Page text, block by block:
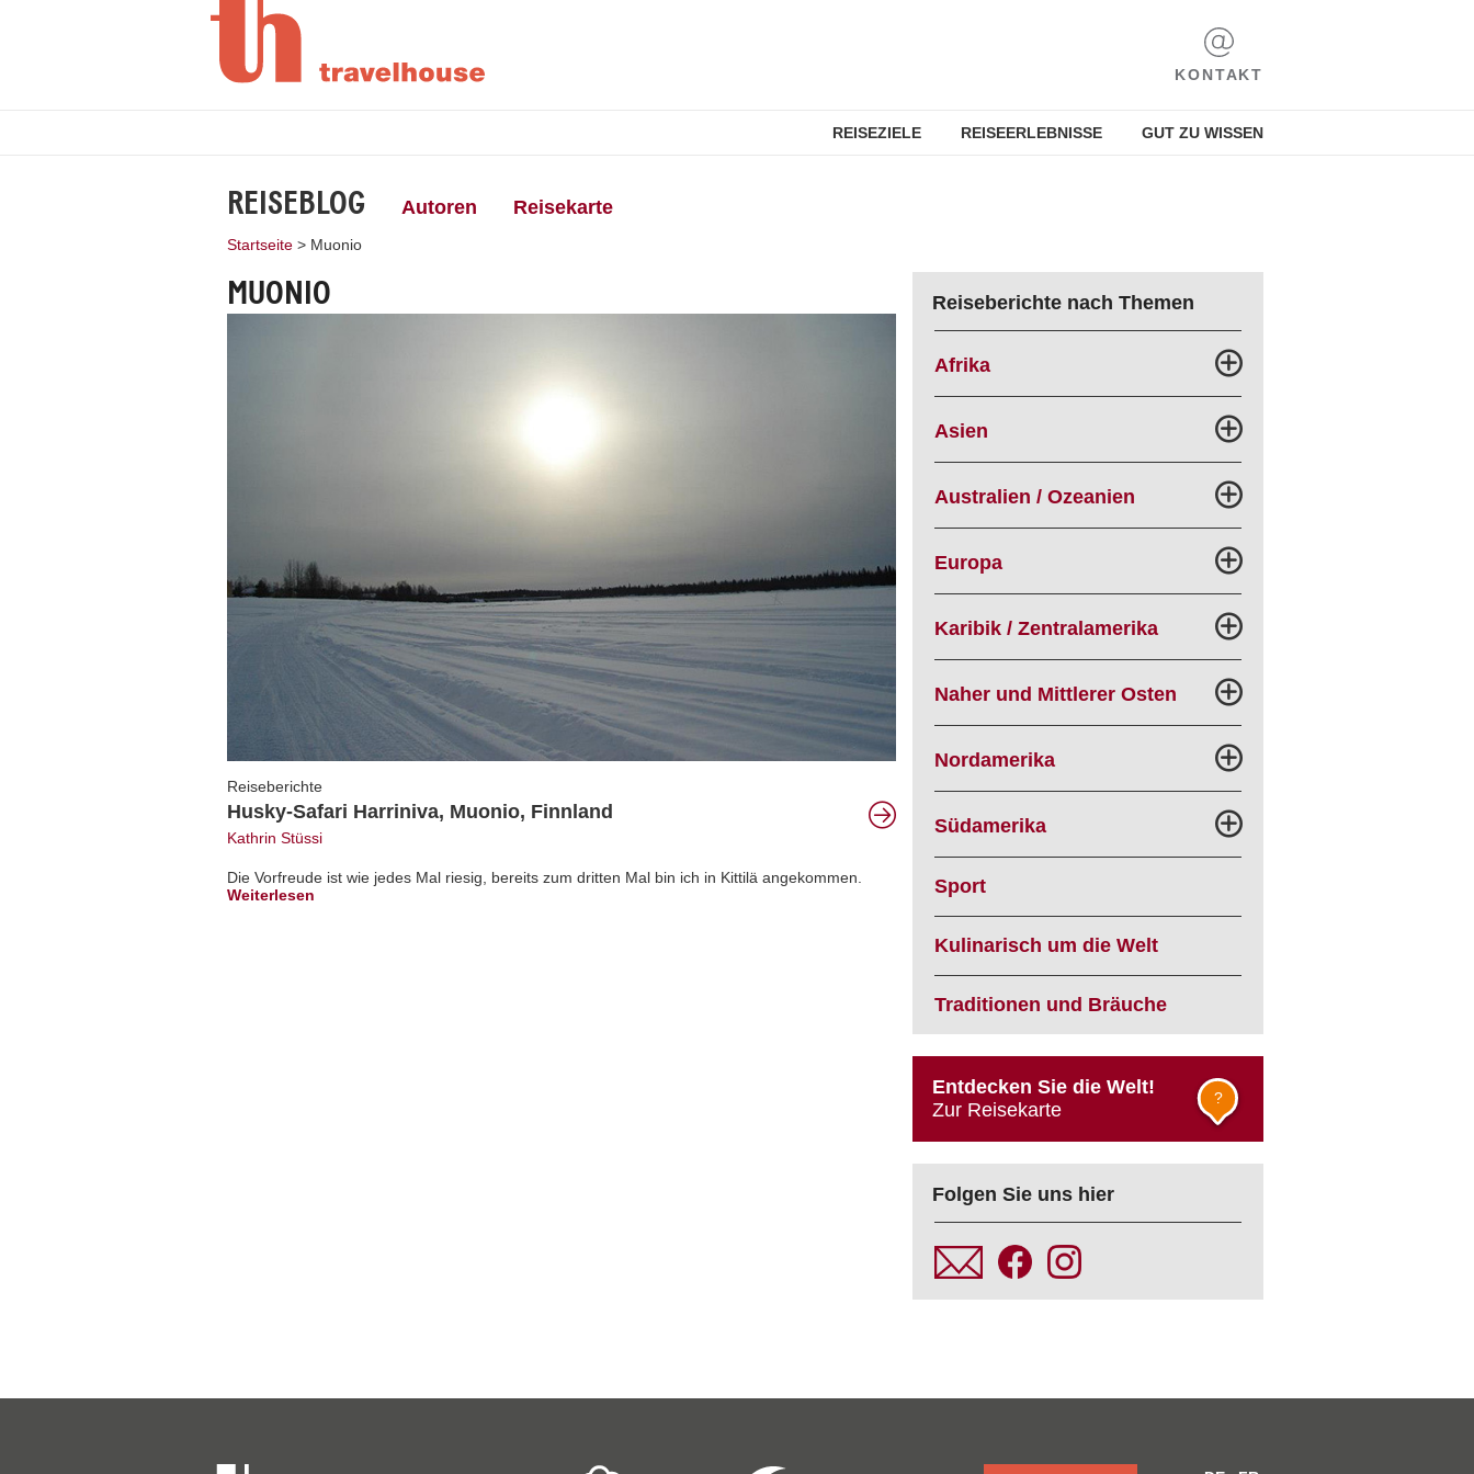
KONTAKT
REISEZIELE REISEERLEBNISSE GUT ZU WISSEN
REISEBLOG Autoren Reisekarte
Startseite > Muonio
MUONIO
Reiseberichte
Husky-Safari Harriniva, Muonio, Finnland
Kathrin Stüssi
Die Vorfreude ist wie jedes Mal riesig, bereits zum dritten Mal bin ich in Kittilä angekommen.
Weiterlesen
Reiseberichte nach Themen
Afrika
Asien
Australien / Ozeanien
Europa
Karibik / Zentralamerika
Naher und Mittlerer Osten
Nordamerika
Südamerika
Sport
Kulinarisch um die Welt
Traditionen und Bräuche
Entdecken Sie die Welt!
Zur Reisekarte
?
Folgen Sie uns hier